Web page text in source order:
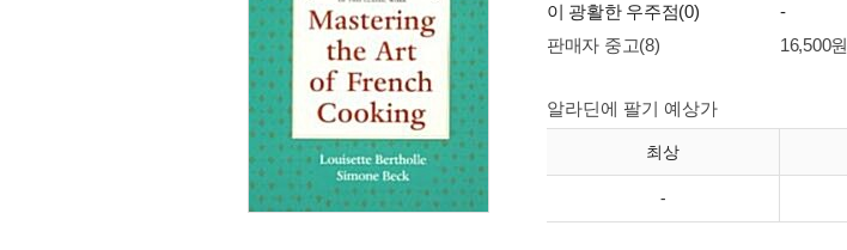
이 광활한 우주점(0)
-
판매자 중고(8)
16,500원
알라딘에 팔기 예상가
최상
-